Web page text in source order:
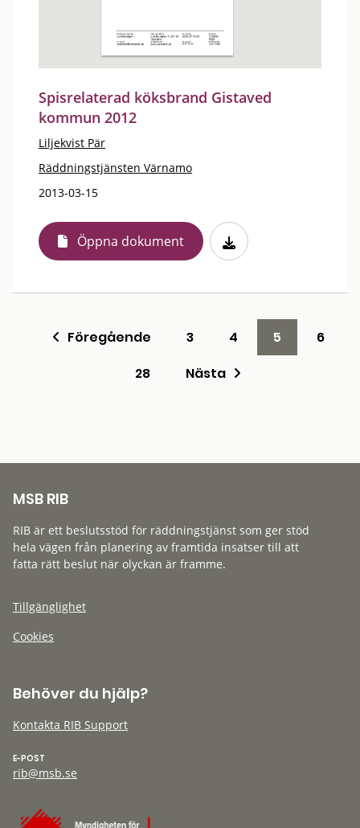
Spisrelaterad köksbrand Gistaved
kommun 2012
Liljekvist Pär
Räddningstjänsten Värnamo
2013-03-15
Öppna dokument
Föregående 3 4 5
6
28
Nästa
MSB RIB
RIB är ett beslutsstöd för räddningstjänst som ger stöd
hela vägen från planering av framtida insatser till att
fatta rätt beslut när olyckan är framme.
Tillgänglighet
Cookies
Behöver du hjälp?
Kontakta RIB Support
E-POST
rib@msb.se